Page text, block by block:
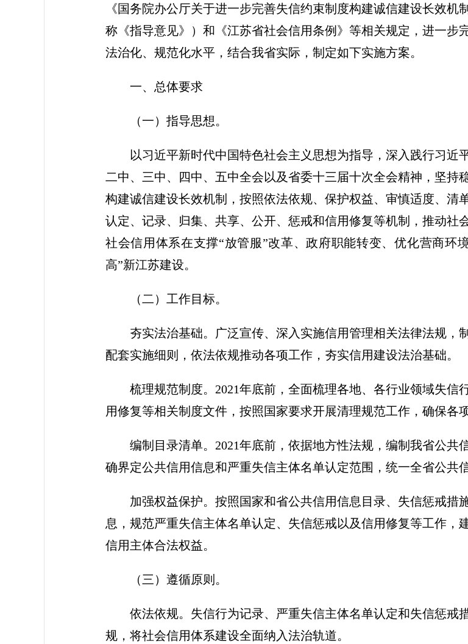
《国务院办公厅关于进一步完善失信约束制度构建诚信建设长效机
称《指导意见》）和《江苏省社会信用条例》等相关规定，进一步
法治化、规范化水平，结合我省实际，制定如下实施方案。
一、总体要求
（一）指导思想。
以习近平新时代中国特色社会主义思想为指导，深入践行习近
二中、三中、四中、五中全会以及省委十三届十次全会精神，坚持
构建诚信建设长效机制，按照依法依规、保护权益、审慎适度、清
认定、记录、归集、共享、公开、惩戒和信用修复等机制，推动社
社会信用体系在支撑“放管服”改革、政府职能转变、优化营商环
高”新江苏建设。
（二）工作目标。
夯实法治基础。广泛宣传、深入实施信用管理相关法律法规，
配套实施细则，依法依规推动各项工作，夯实信用建设法治基础。
梳理规范制度。2021年底前，全面梳理各地、各行业领域失
用修复等相关制度文件，按照国家要求开展清理规范工作，确保各
编制目录清单。2021年底前，依据地方性法规，编制我省公
确界定公共信用信息和严重失信主体名单认定范围，统一全省公共
加强权益保护。按照国家和省公共信用信息目录、失信惩戒措
息，规范严重失信主体名单认定、失信惩戒以及信用修复等工作，
信用主体合法权益。
（三）遵循原则。
依法依规。失信行为记录、严重失信主体名单认定和失信惩戒
规，将社会信用体系建设全面纳入法治轨道。